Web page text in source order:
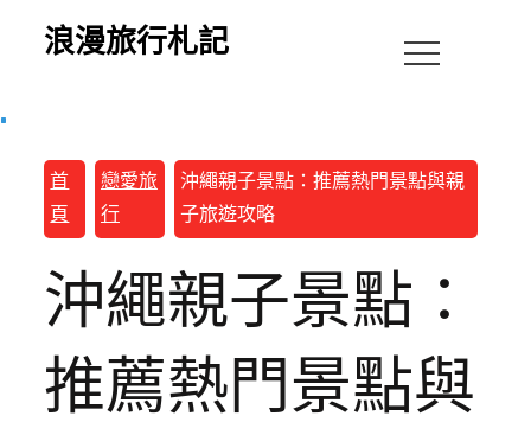
浪漫旅行札記
首
頁
戀愛旅
行
沖繩親子景點：推薦熱門景點與親
子旅遊攻略
沖繩親子景點：
推薦熱門景點與